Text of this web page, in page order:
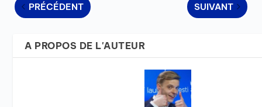
PRÉCÉDENT SUIVANT
A PROPOS DE L'AUTEUR